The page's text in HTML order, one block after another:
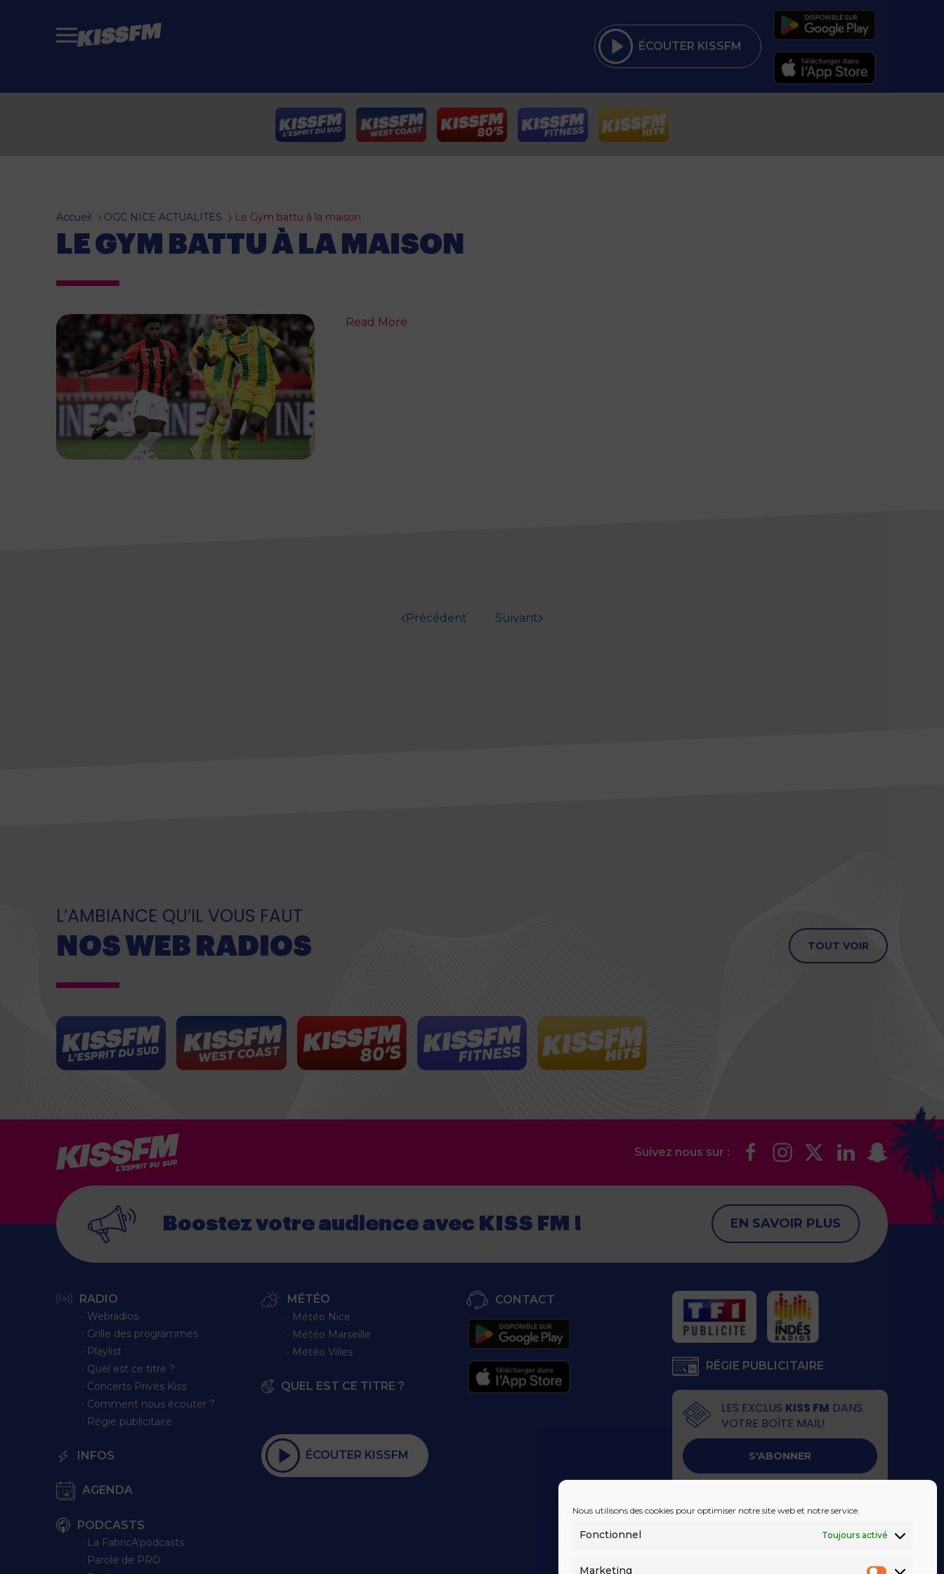
Nous utilisons des cookies pour optimiser notre site web et notre service.
Fonctionnel Toujours activé
Marketing
Passer au contenu principal ÉCOUTER KISSFM
Accueil OGC NICE ACTUALITES Le Gym battu à la maison
LE GYM BATTU À LA MAISON
Read More
Précédent Suivant
L’AMBIANCE QU’IL VOUS FAUT
NOS WEB RADIOS TOUT VOIR
Suivez nous sur :
Boostez votre audience avec KISS FM ! EN SAVOIR PLUS
RADIO
∙ Webradios
∙ Grille des programmes
∙ Playlist
∙ Quel est ce titre ?
∙ Concerts Privés Kiss
∙ Comment nous écouter ?
∙ Régie publicitaire
INFOS
AGENDA
PODCASTS
∙ La FabricA'podcasts
∙ Parole de PRO
MÉTÉO
∙ Météo Nice
∙ Météo Marseille
∙ Météo Villes
QUEL EST CE TITRE ?
ÉCOUTER KISSFM
CONTACT
RÉGIE PUBLICITAIRE
LES EXCLUS KISS FM DANS
VOTRE BOÎTE MAIL!
S'ABONNER